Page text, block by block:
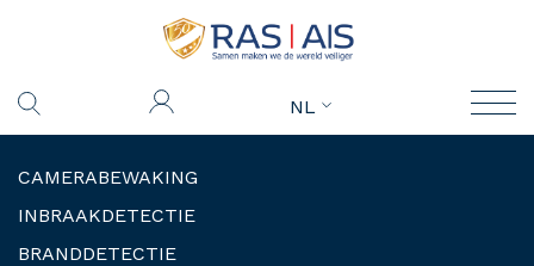
NL
CAMERABEWAKING
INBRAAKDETECTIE
BRANDDETECTIE